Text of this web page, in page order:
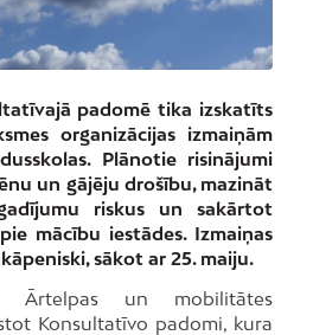
padomē tika izskatīts
organizācijas izmaiņām
Plānotie risinājumi
un gājēju drošību, mazināt
riskus un sakārtot
mācību iestādes. Izmaiņas
sākot ar 25. maiju.
Ārtelpas un mobilitātes
Konsultatīvo padomi, kura